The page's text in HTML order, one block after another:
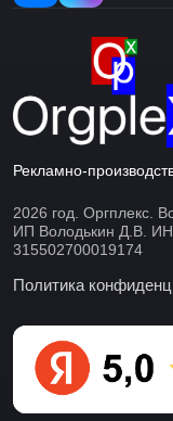
Рекламно-
2026 год. Оргплекс.
ИП Володькин Д.В.
315502700019174
Политика